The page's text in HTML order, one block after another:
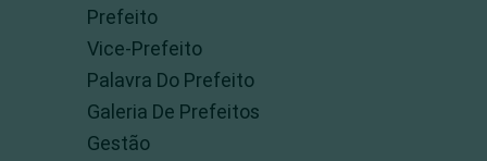
Prefeito
Vice-Prefeito
Palavra Do Prefeito
Galeria De Prefeitos
Gestão